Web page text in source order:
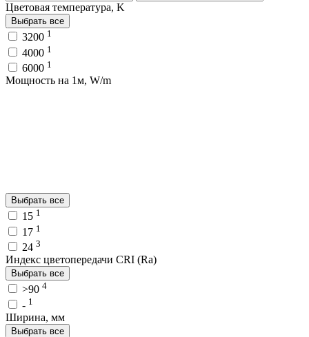
Цветовая температура, K
Выбрать все
3200 1
4000 1
6000 1
Мощность на 1м, W/m
Выбрать все
15 1
17 1
24 3
Индекс цветопередачи CRI (Ra)
Выбрать все
>90 4
- 1
Ширина, мм
Выбрать все